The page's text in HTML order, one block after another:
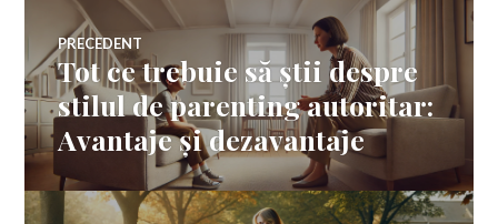
Navigare
în
articole
PRECEDENT
Articolul
anterior:
Tot ce trebuie să știi despre
stilul de parenting autoritar:
Avantaje și dezavantaje